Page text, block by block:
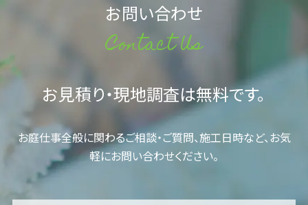
お問い合わせ
Contact Us
お見積り・現地調査は無料です。
お庭仕事全般に関わるご相談・ご質問、施工日時など、お気
軽にお問い合わせください。